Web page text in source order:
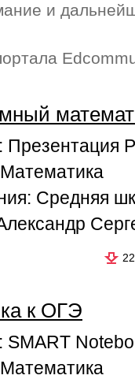
и
Презентация
Математика
Средняя
22
к ОГЭ
SMART
Математика